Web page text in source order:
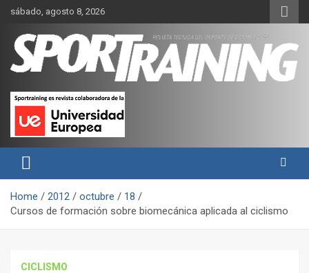
Skip
content
sábado, agosto 8, 2026
Revista técnica del deporte
Sport Training
rendimiento, nutrición y entrenamiento.
Home 2012 octubre
18
Cursos de formación sobre biomecánica aplicada al ciclismo
CICLISMO